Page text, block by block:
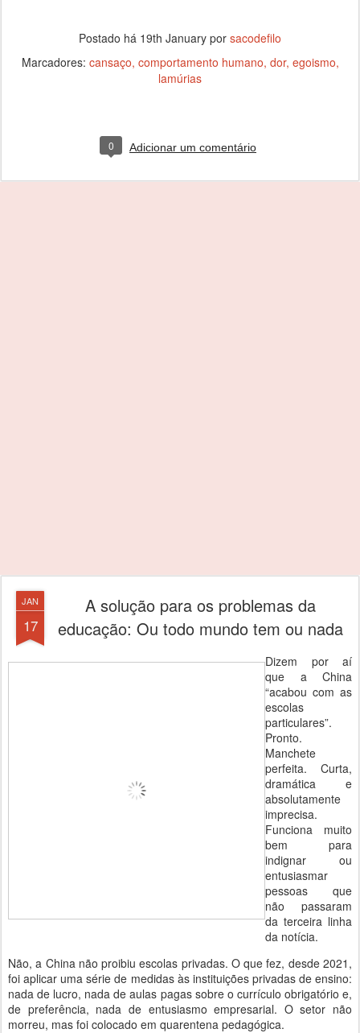
Postado há 19th January por sacodefilo
Marcadores: cansaço comportamento humano dor egoismo
lamúrias
0 Adicionar um comentário
JAN
17
A solução para os problemas da
educação: Ou todo mundo tem ou nada
Dizem por aí
que a China
“acabou com as
escolas
particulares”.
Pronto.
Manchete
perfeita. Curta,
dramática e
absolutamente
imprecisa.
Funciona muito
bem para
indignar ou
entusiasmar
pessoas que
não passaram
da terceira linha
da notícia.
Não, a China não proibiu escolas privadas. O que fez, desde 2021,
foi aplicar uma série de medidas às instituições privadas de ensino:
nada de lucro, nada de aulas pagas sobre o currículo obrigatório e,
de preferência, nada de entusiasmo empresarial. O setor não
morreu, mas foi colocado em quarentena pedagógica.